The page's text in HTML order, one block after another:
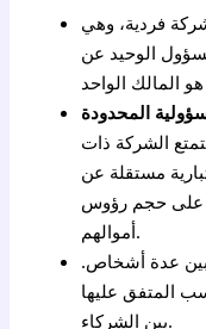
فردية، وهي
الوحيد عن
الشركة ذات
مستقلة عن
على حجم رؤوس
أموالهم.
بين عدة أشخاص.
المتفق عليها
بين الشركاء.